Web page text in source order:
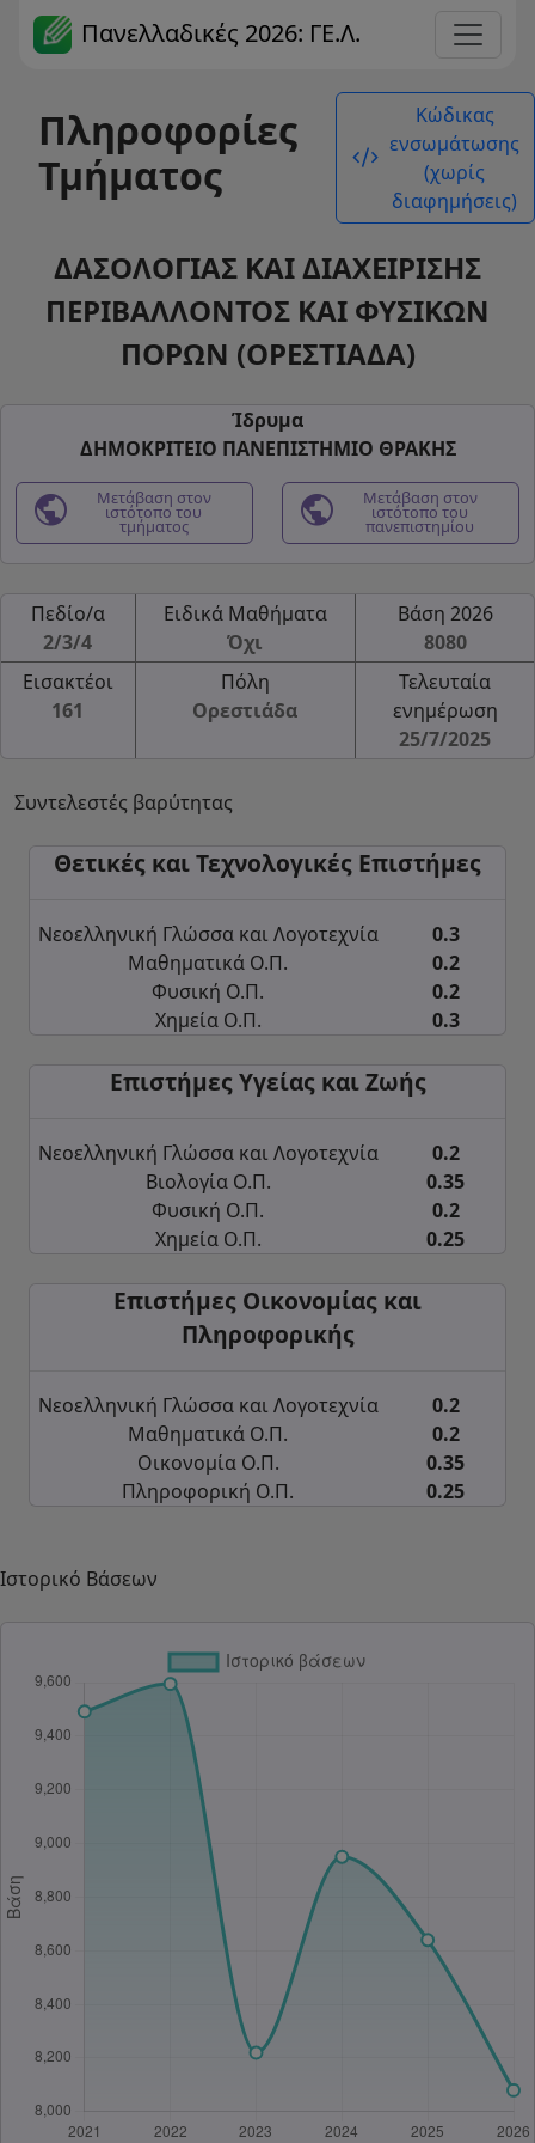
Πανελλαδικές 2026: ΓΕ.Λ.
Πληροφορίες
Τμήματος
code_xml
Κώδικας
ενσωμάτωσης
(χωρίς
διαφημήσεις)
ΔΑΣΟΛΟΓΙΑΣ ΚΑΙ ΔΙΑΧΕΙΡΙΣΗΣ
ΠΕΡΙΒΑΛΛΟΝΤΟΣ ΚΑΙ ΦΥΣΙΚΩΝ
ΠΟΡΩΝ (ΟΡΕΣΤΙΑΔΑ)
Ίδρυμα
ΔΗΜΟΚΡΙΤΕΙΟ ΠΑΝΕΠΙΣΤΗΜΙΟ ΘΡΑΚΗΣ
public Μετάβαση στον
ιστότοπο του
τμήματος public Μετάβαση στον
ιστότοπο του
πανεπιστημίου
Πεδίο/α
2/3/4
Ειδικά Μαθήματα
Όχι
Βάση 2026
8080
Εισακτέοι
161
Πόλη
Ορεστιάδα
Τελευταία
ενημέρωση
25/7/2025
Συντελεστές βαρύτητας
Θετικές και Τεχνολογικές Επιστήμες
Νεοελληνική Γλώσσα και Λογοτεχνία
0.3
Μαθηματικά Ο.Π.
0.2
Φυσική Ο.Π.
0.2
Χημεία Ο.Π.
0.3
Επιστήμες Υγείας και Ζωής
Νεοελληνική Γλώσσα και Λογοτεχνία
0.2
Βιολογία Ο.Π.
0.35
Φυσική Ο.Π.
0.2
Χημεία Ο.Π.
0.25
Επιστήμες Οικονομίας και
Πληροφορικής
Νεοελληνική Γλώσσα και Λογοτεχνία
0.2
Μαθηματικά Ο.Π.
0.2
Οικονομία Ο.Π.
0.35
Πληροφορική Ο.Π.
0.25
Ιστορικό Βάσεων